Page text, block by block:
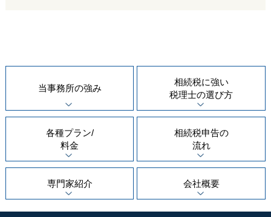
当事務所の強み
相続税に強い
税理士の選び方
各種プラン/
料金
相続税申告の
流れ
専門家紹介 会社概要